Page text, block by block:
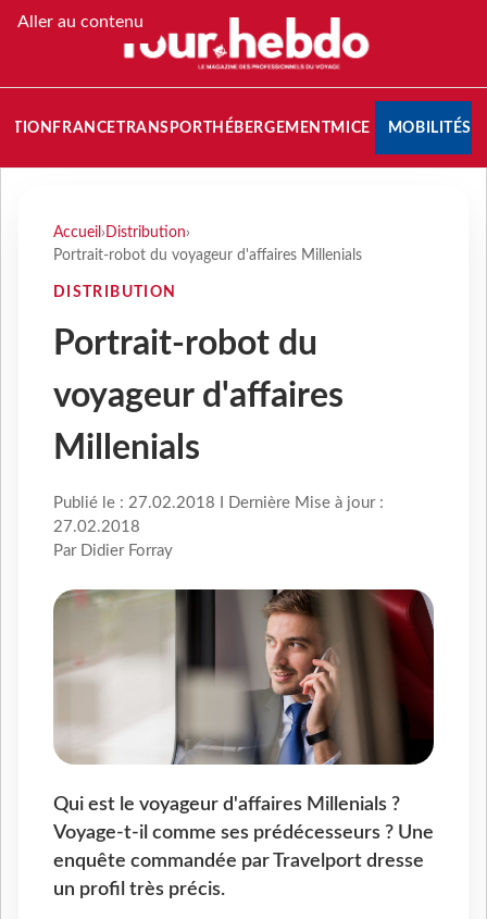
Aller au contenu
FRANCETRANSPORT HÉBERGEMENTMICE MOBILITÉS
Accueil › Distribution›
Portrait-robot du voyageur d'affaires Millenials
DISTRIBUTION
Portrait-robot du
voyageur d'affaires
Millenials
Publié le : 27.02.2018 I Dernière Mise à jour :
27.02.2018
Par Didier Forray
Qui est le voyageur d'affaires Millenials ?
Voyage-t-il comme ses prédécesseurs ? Une
enquête commandée par Travelport dresse
un profil très précis.